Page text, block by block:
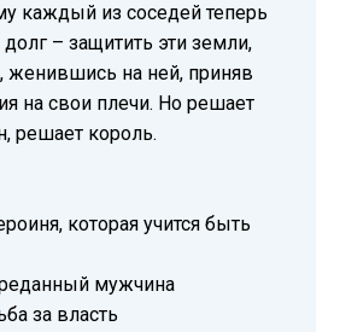
каждый из соседей теперь
долг – защитить эти земли,
женившись на ней, приняв
на свои плечи. Но решает
решает король.
которая учится быть
мужчина
за власть